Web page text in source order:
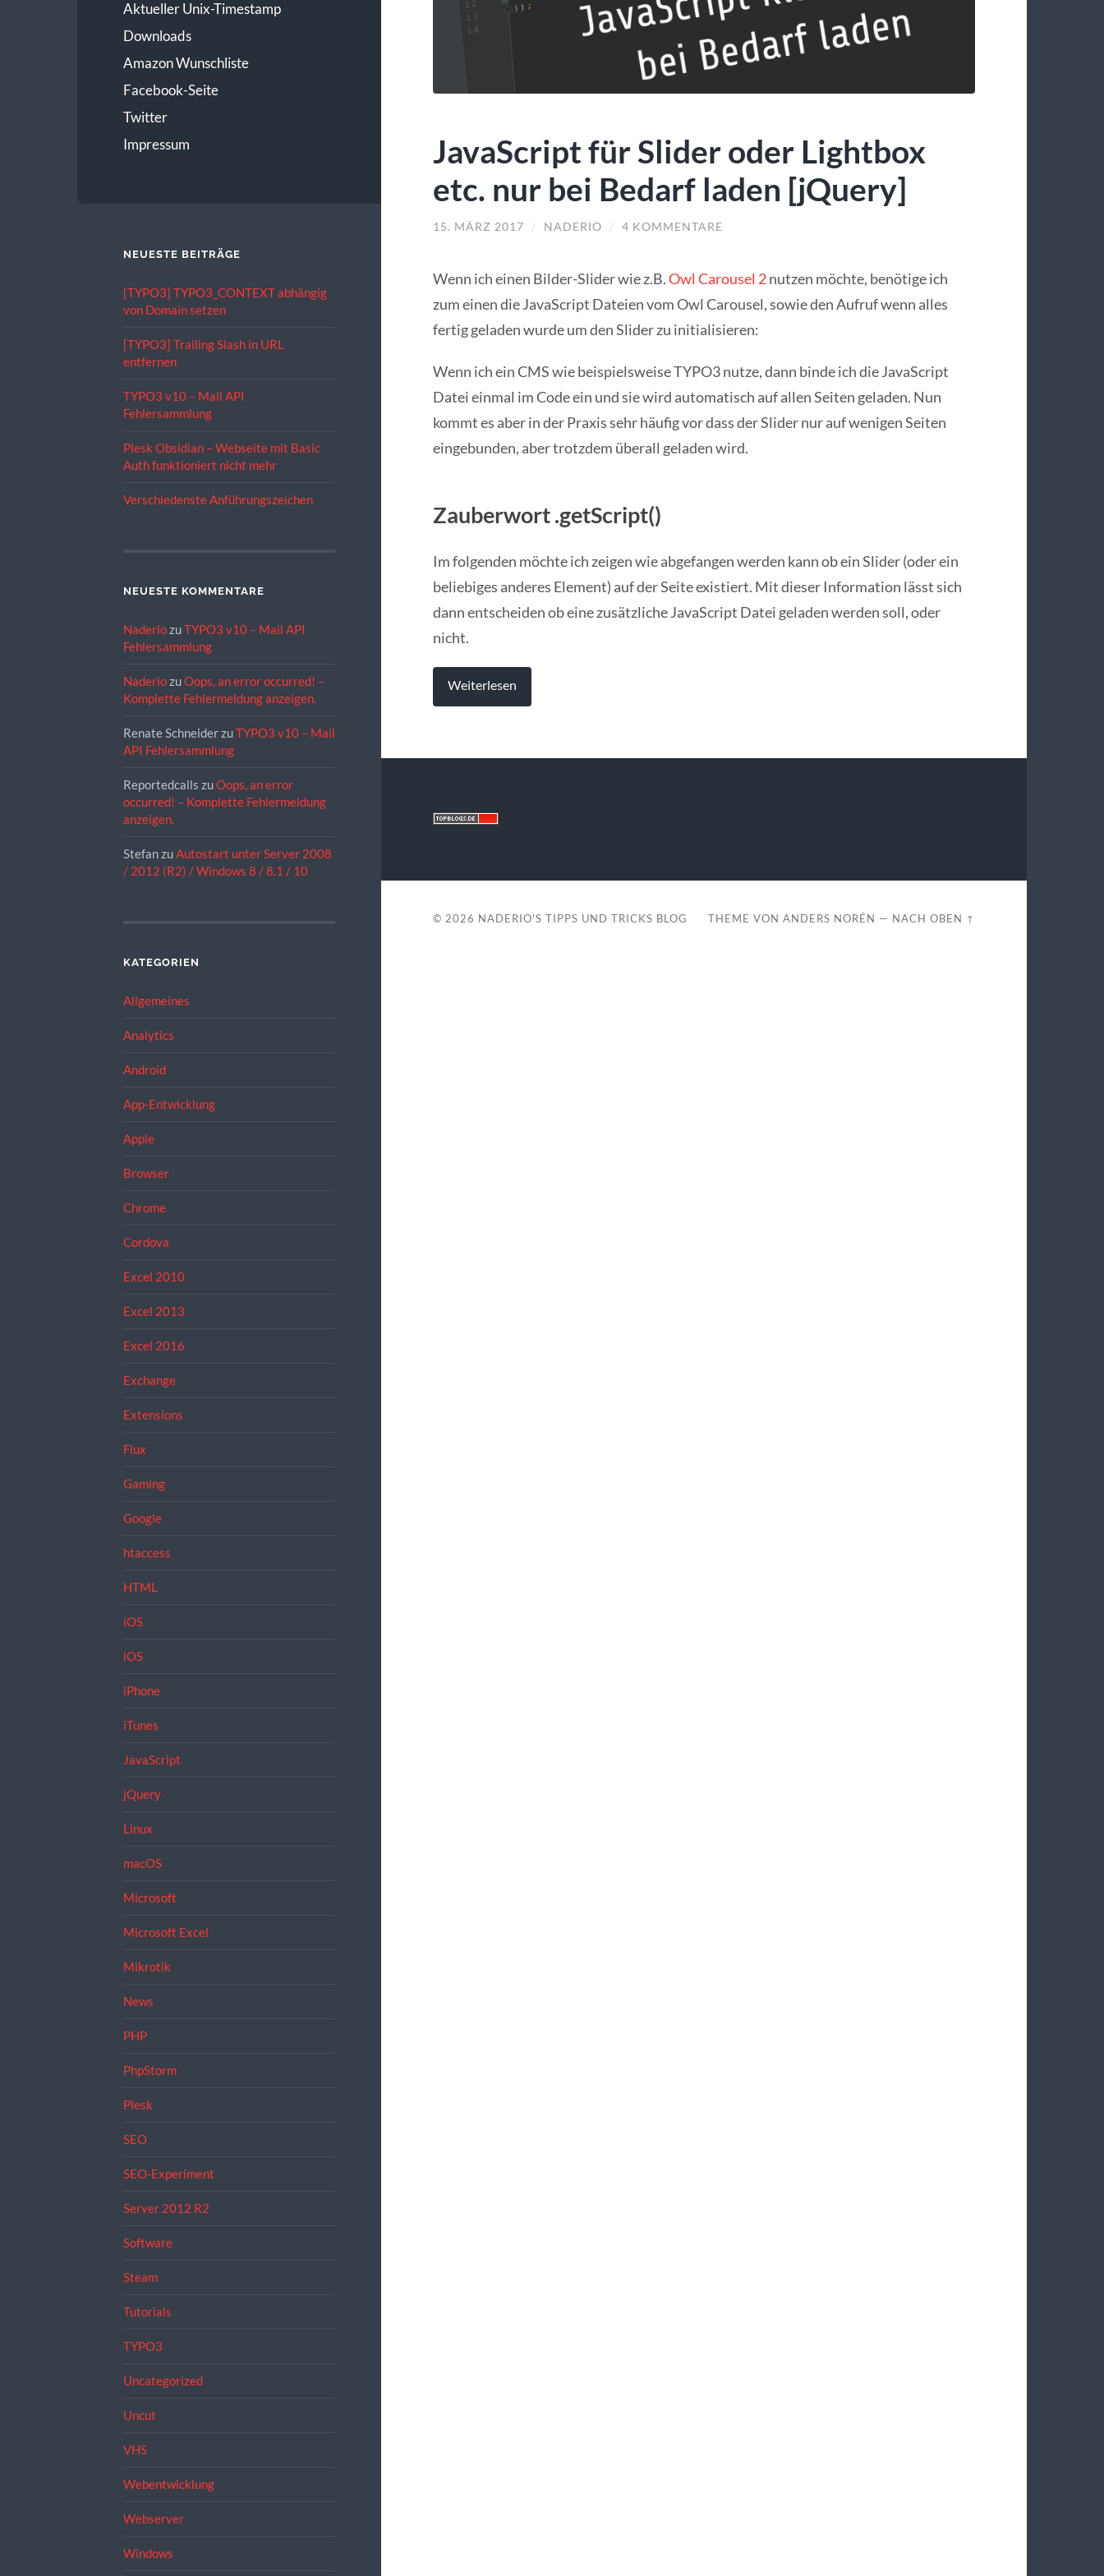
Aktueller Unix-Timestamp
Downloads
Amazon Wunschliste
Facebook-Seite
Twitter
Impressum
NEUESTE BEITRÄGE
[TYPO3] TYPO3_CONTEXT abhängig
von Domain setzen
[TYPO3] Trailing Slash in URL
entfernen
TYPO3 v10 – Mail API
Fehlersammlung
Plesk Obsidian – Webseite mit Basic
Auth funktioniert nicht mehr
Verschiedenste Anführungszeichen
NEUESTE KOMMENTARE
NaderiozuTYPO3 v10 – Mail API
Fehlersammlung
NaderiozuOops, an error occurred! –
Komplette Fehlermeldung anzeigen.
Renate SchneiderzuTYPO3 v10 – Mail
API Fehlersammlung
Reportedcalls zuOops, an error
occurred! – Komplette Fehlermeldung
anzeigen.
StefanzuAutostart unter Server 2008
/ 2012 (R2) / Windows 8 / 8.1 / 10
KATEGORIEN
Allgemeines
Analytics
Android
App-Entwicklung
Apple
Browser
Chrome
Cordova
Excel 2010
Excel 2013
Excel 2016
Exchange
Extensions
Flux
Gaming
Google
htaccess
HTML
iOS
iOS
iPhone
iTunes
JavaScript
jQuery
Linux
macOS
Microsoft
Microsoft Excel
Mikrotik
News
PHP
PhpStorm
Plesk
SEO
SEO-Experiment
Server 2012 R2
Software
Steam
Tutorials
TYPO3
Uncategorized
Uncut
VHS
Webentwicklung
Webserver
Windows
JavaScript für Slider oder Lightbox
etc. nur bei Bedarf laden [jQuery]
15. MÄRZ 2017 / NADERIO / 4 KOMMENTARE
Wenn ich einen Bilder-Slider wie z.B.Owl Carousel 2nutzen möchte, benötige ich
zum einen die JavaScript Dateien vom Owl Carousel, sowie den Aufruf wenn alles
fertig geladen wurde um den Slider zu initialisieren:
Wenn ich ein CMS wie beispielsweise TYPO3 nutze, dann binde ich die JavaScript
Datei einmal im Code ein und sie wird automatisch auf allen Seiten geladen. Nun
kommt es aber in der Praxis sehr häufig vor dass der Slider nur auf wenigen Seiten
eingebunden, aber trotzdem überall geladen wird.
Zauberwort .getScript()
Im folgenden möchte ich zeigen wie abgefangen werden kann ob ein Slider (oder ein
beliebiges anderes Element) auf der Seite existiert. Mit dieser Information lässt sich
dann entscheiden ob eine zusätzliche JavaScript Datei geladen werden soll, oder
nicht.
Weiterlesen
© 2026 NADERIO'S TIPPS UND TRICKS BLOG THEME VONANDERS NORÉN — NACH OBEN ↑